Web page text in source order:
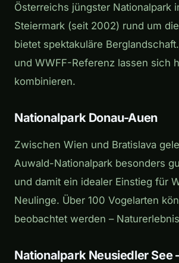
Österreichs jüngster Nationalpark
Steiermark (seit 2002) rund um
bietet spektakuläre
und WWFF-Referenz lassen sich
kombinieren.
Nationalpark Donau-Auen
Zwischen Wien und Bratislava
Auwald-Nationalpark besonders
und damit ein idealer Einstieg für
Neulinge. Über 100 Vogelarten
beobachtet werden –
Nationalpark Neusiedler See